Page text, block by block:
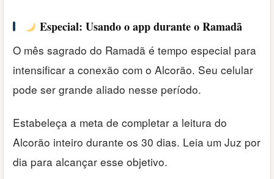
Especial: Usando o app durante o Ramadã
O mês sagrado do Ramadã é tempo especial para
intensificar a conexão com o Alcorão. Seu celular
pode ser grande aliado nesse período.
Estabeleça a meta de completar a leitura do
Alcorão inteiro durante os 30 dias. Leia um Juz por
dia para alcançar esse objetivo.